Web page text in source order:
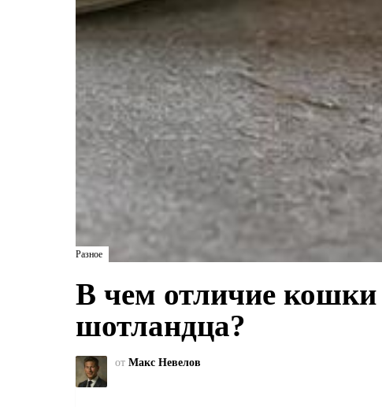
Разное
В чем отличие кошки
шотландца?
от Макс Невелов